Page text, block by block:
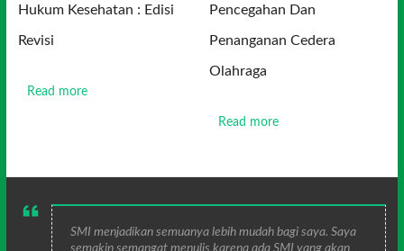
Hukum Kesehatan : Edisi
Revisi
Read more
Pencegahan Dan
Penanganan Cedera
Olahraga
Read more
SMI menjadikan semuanya lebih mudah bagi saya. Saya